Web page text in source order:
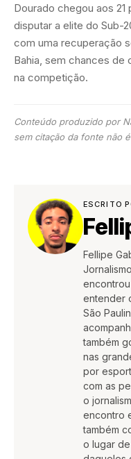
Dourado chegou aos
disputar a elite do Sub-
com uma recuperação
Bahia, sem chances de
na competição.
Conteúdo produzido por
sem citação da fonte não
ESCRITO
Fellipe
entender
São
também
nas
por
com as
o
encontro
também
o lugar